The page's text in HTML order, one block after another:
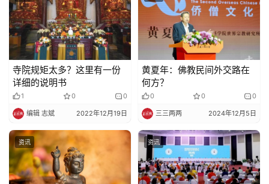
免
责
声
明
寺院规矩太多？这里有一份
详细的说明书
1 0 0
编辑 志斌 2022年12月19日
黄夏年：佛教民间外交路在
何方？
0 0 0
三三两两 2024年12月5日
资讯 资讯